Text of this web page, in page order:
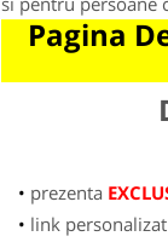
Pagina
prezenta
link